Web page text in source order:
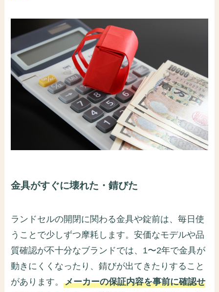
金具がすぐに壊れた・錆びた
ランドセルの開閉に関わる金具や錠前は、毎日使
うことで少しずつ摩耗します。安価なモデルや品
質確認が不十分なブランドでは、1〜2年で金具が
動きにくくなったり、錆びが出てきたりすること
があります。メーカーの保証内容を事前に確認せ